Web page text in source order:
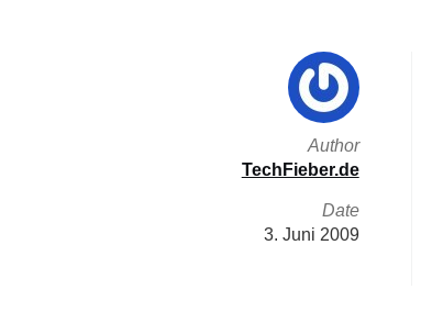
Author
TechFieber.de
Date
3. Juni 2009